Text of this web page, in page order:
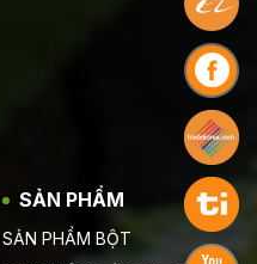
SẢN PHẨM
SẢN PHẨM BỘT